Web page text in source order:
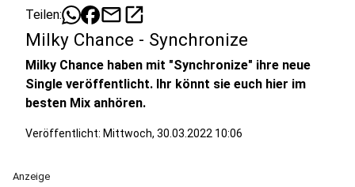
Teilen: mailopen_in_new
Milky Chance - Synchronize
Milky Chance haben mit "Synchronize" ihre neue
Single veröffentlicht. Ihr könnt sie euch hier im
besten Mix anhören.
Veröffentlicht: Mittwoch, 30.03.2022 10:06
Anzeige